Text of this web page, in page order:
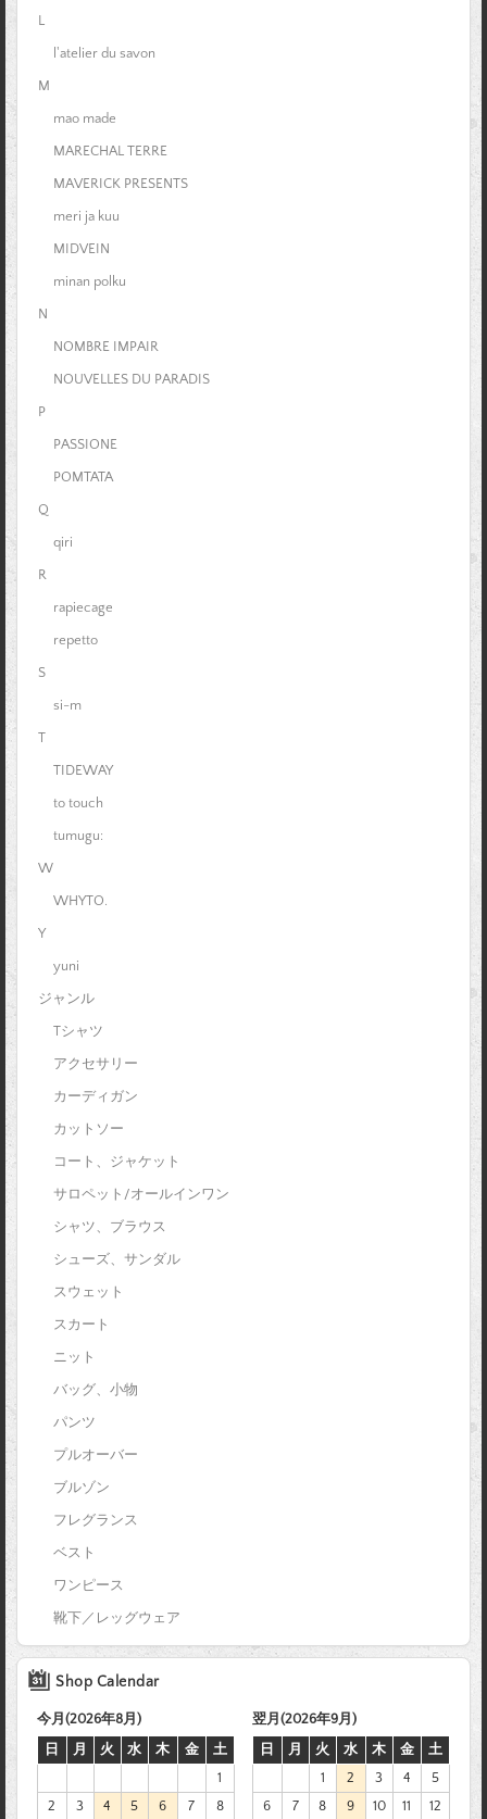
L
l'atelier du savon
M
mao made
MARECHAL TERRE
MAVERICK PRESENTS
meri ja kuu
MIDVEIN
minan polku
N
NOMBRE IMPAIR
NOUVELLES DU PARADIS
P
PASSIONE
POMTATA
Q
qiri
R
rapiecage
repetto
S
si-m
T
TIDEWAY
to touch
tumugu:
W
WHYTO.
Y
yuni
ジャンル
Tシャツ
アクセサリー
カーディガン
カットソー
コート、ジャケット
サロペット/オールインワン
シャツ、ブラウス
シューズ、サンダル
スウェット
スカート
ニット
バッグ、小物
パンツ
プルオーバー
ブルゾン
フレグランス
ベスト
ワンピース
靴下／レッグウェア
Shop Calendar
今月(2026年8月)
日
月 火 水 木 金
土
1
2
3 4 5 6 7 8
翌月(2026年9月)
日
月 火 水 木 金
土
1
2 3 4
5
6
7 8 9 10 11 12